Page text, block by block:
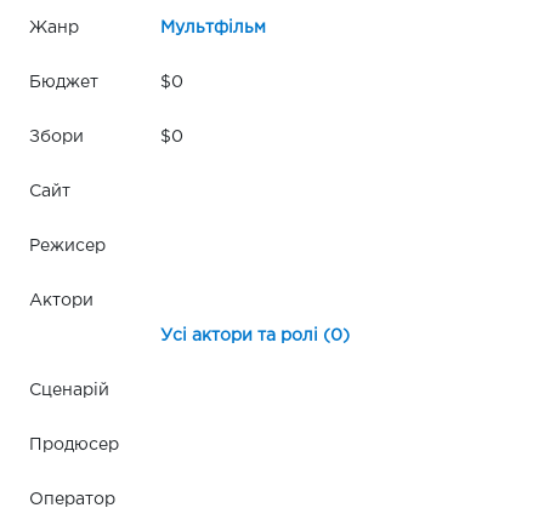
Жанр Мультфільм
Бюджет $0
Збори $0
Сайт
Режисер
Актори
Усі актори та ролі (0)
Сценарій
Продюсер
Оператор